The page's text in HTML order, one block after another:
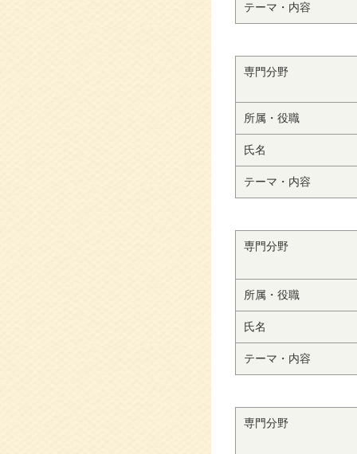
テーマ・内容
専門分野
所属・役職
氏名
テーマ・内容
専門分野
所属・役職
氏名
テーマ・内容
専門分野